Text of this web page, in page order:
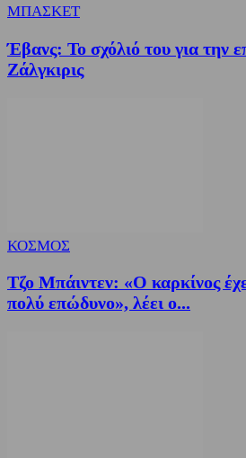
ΜΠΑΣΚΕΤ
Έβανς: Το σχόλιό του για την
Ζάλγκιρις
ΚΟΣΜΟΣ
Τζο Μπάιντεν: «Ο καρκίνος
πολύ επώδυνο», λέει ο...